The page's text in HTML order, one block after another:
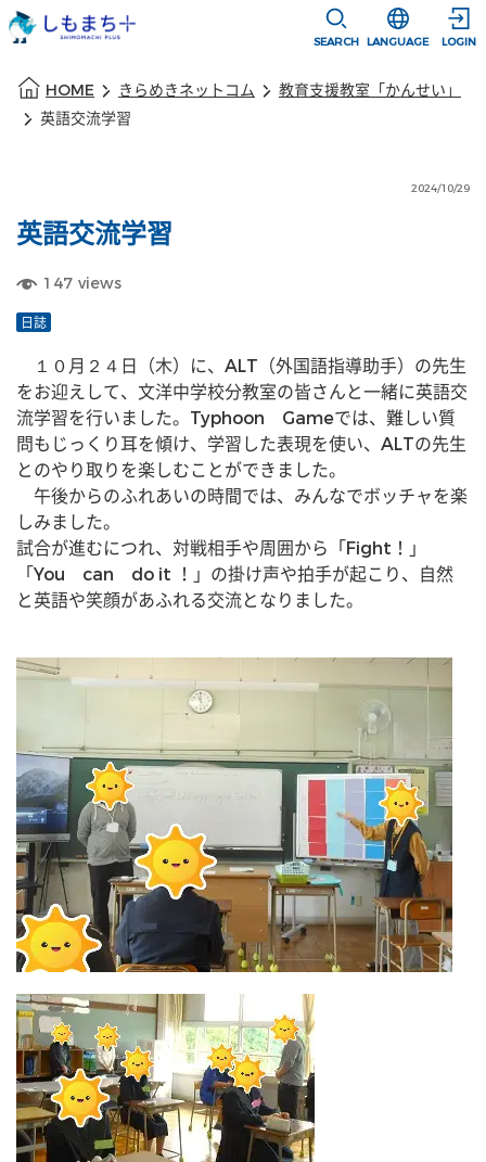
SEARCH
選択すると言
LANGUAGE LOGIN
HOME きらめきネットコム
教育支援教室「かんせい」
英語交流学習
2024/10/29
英語交流学習
147 views
日誌
１０月２４日（木）に、ALT（外国語指導助手）の先生
をお迎えして、文洋中学校分教室の皆さんと一緒に英語交
流学習を行いました。Typhoon　Gameでは、難しい質
問もじっくり耳を傾け、学習した表現を使い、ALTの先生
とのやり取りを楽しむことができました。
午後からのふれあいの時間では、みんなでボッチャを楽
しみました。
試合が進むにつれ、対戦相手や周囲から「Fight！」
「You　can　do it ！」の掛け声や拍手が起こり、自然
と英語や笑顔があふれる交流となりました。